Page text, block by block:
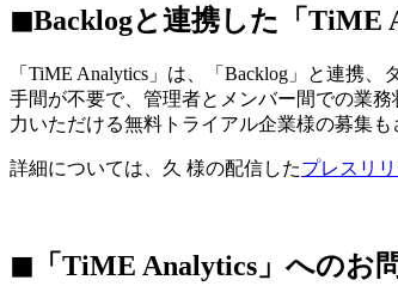
◼︎Backlogと連携した「TiME
「TiME Analytics」は、「Backlog」と連携
手間が不要で、管理者とメンバー間での業
力いただける無料トライアル企業様の募集も
詳細については、久 様の配信したプレスリ
◼︎「TiME Analytics」へのお